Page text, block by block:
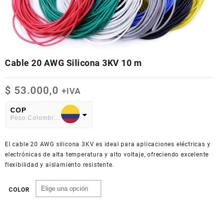
Cable 20 AWG Silicona 3KV 10 m
$ 53.000,0 +IVA
COP
Peso Colombiano
American Dollar
El cable 20 AWG silicona 3KV es ideal para aplicaciones eléctricas y
electrónicas de alta temperatura y alto voltaje, ofreciendo excelente
flexibilidad y aislamiento resistente.
COLOR